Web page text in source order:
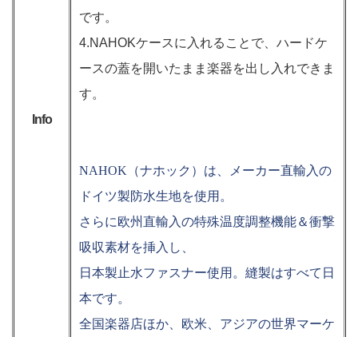
Info
です。
4.NAHOKケースに入れることで、ハードケ
ースの蓋を開いたまま楽器を出し入れできま
す。
NAHOK（ナホック）は、メーカー直輸入の
ドイツ製防水生地を使用。
さらに欧州直輸入の特殊温度調整機能＆衝撃
吸収素材を挿入し、
日本製止水ファスナー使用。縫製はすべて日
本です。
全国楽器店ほか、欧米、アジアの世界マーケ